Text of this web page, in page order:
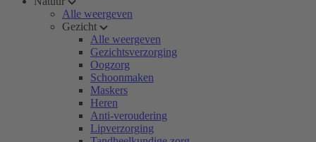
Alle weergeven
Gezicht
Alle weergeven
Gezichtsverzorging
Oogzorg
Schoonmaken
Maskers
Heren
Anti-veroudering
Lipverzorging